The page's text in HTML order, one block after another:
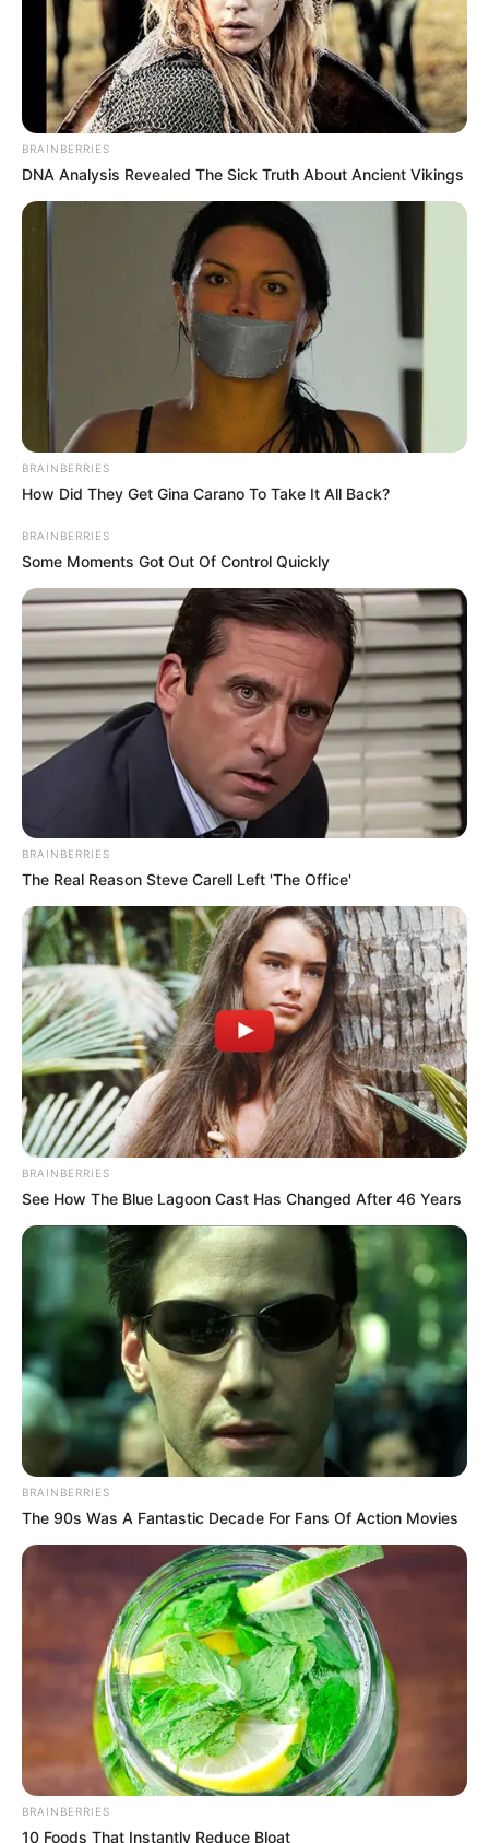
ΤΑΥΤΟΤΗΤΑ ΚΑΙ ΕΠΙΚΟΙΝΩΝΙΑ ΟΡΟΙ ΧΡΗΣΗΣ
© 2025 EVIANEWS του Γιώργου Κουτσελίνη
BRAINBERRIES
DNA Analysis Revealed The Sick Truth About Ancient Vikings
BRAINBERRIES
How Did They Get Gina Carano To Take It All Back?
BRAINBERRIES
Some Moments Got Out Of Control Quickly
BRAINBERRIES
The Real Reason Steve Carell Left 'The Office'
BRAINBERRIES
See How The Blue Lagoon Cast Has Changed After 46 Years
BRAINBERRIES
The 90s Was A Fantastic Decade For Fans Of Action Movies
BRAINBERRIES
10 Foods That Instantly Reduce Bloat